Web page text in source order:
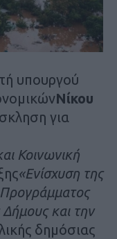
υπουργού
Νίκου
για
Κοινωνική
«Ενίσχυση της
και την
δημόσιας